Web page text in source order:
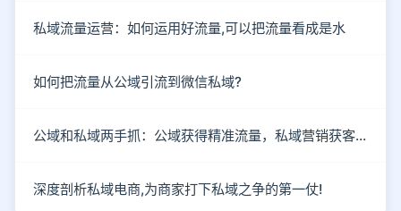
私域流量运营：如何运用好流量,可以把流量看成是水
如何把流量从公域引流到微信私域?
公域和私域两手抓：公域获得精准流量，私域营销获客成单
深度剖析私域电商,为商家打下私域之争的第一仗!